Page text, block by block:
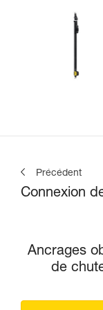
Précédent
Connexion
Ancrages
de